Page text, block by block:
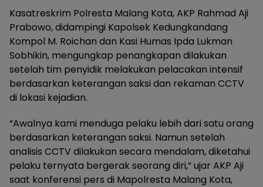
Kasatreskrim Polresta Malang Kota, AKP Rahmad Aji
Prabowo, didampingi Kapolsek Kedungkandang
Kompol M. Roichan dan Kasi Humas Ipda Lukman
Sobhikin, mengungkap penangkapan dilakukan
setelah tim penyidik melakukan pelacakan intensif
berdasarkan keterangan saksi dan rekaman CCTV
di lokasi kejadian.
“Awalnya kami menduga pelaku lebih dari satu orang
berdasarkan keterangan saksi. Namun setelah
analisis CCTV dilakukan secara mendalam, diketahui
pelaku ternyata bergerak seorang diri,” ujar AKP Aji
saat konferensi pers di Mapolresta Malang Kota,